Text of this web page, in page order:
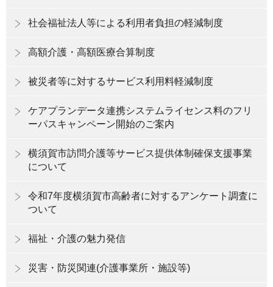
社会福祉法人等による利用者負担の軽減制度
高額介護・高額医療合算制度
被災者等に対するサービス利用料軽減制度
ケアプランデータ連携システムライセンス料のフリ
ーパスキャンペーン開始のご案内
横須賀市訪問介護等サービス提供体制確保支援事業
について
令和7年度横須賀市高齢者に対するアンケート調査に
ついて
福祉・介護の魅力発信
災害・防災関連(介護事業所・施設等)